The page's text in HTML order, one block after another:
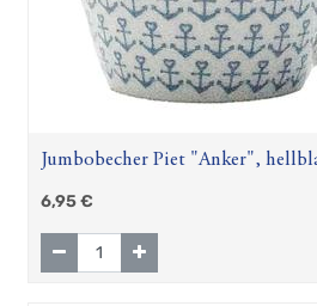
Jumbobecher Piet "Anker",
spülmaschinengeeignet
6,95€